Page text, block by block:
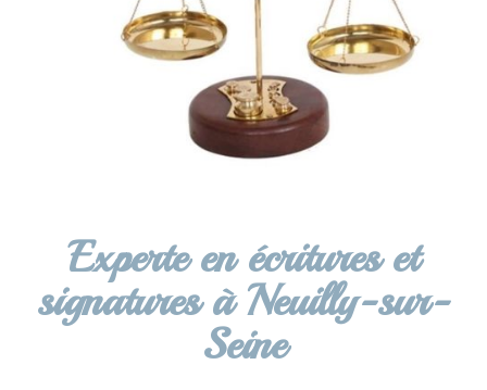
Experte en écritures et
signatures à Neuilly-sur-
Seine